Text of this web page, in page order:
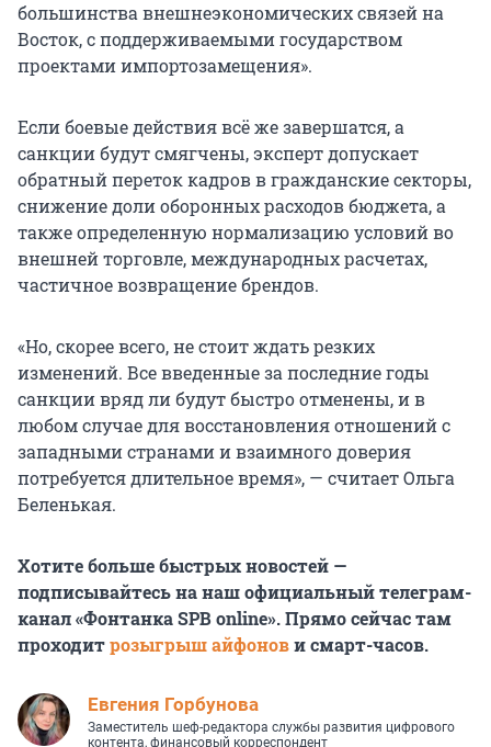
большинства внешнеэкономических связей на
Восток, с поддерживаемыми государством
проектами импортозамещения».
Если боевые действия всё же завершатся, а
санкции будут смягчены, эксперт допускает
обратный переток кадров в гражданские секторы,
снижение доли оборонных расходов бюджета, а
также определенную нормализацию условий во
внешней торговле, международных расчетах,
частичное возвращение брендов.
«Но, скорее всего, не стоит ждать резких
изменений. Все введенные за последние годы
санкции вряд ли будут быстро отменены, и в
любом случае для восстановления отношений с
западными странами и взаимного доверия
потребуется длительное время», — считает Ольга
Беленькая.
Хотите больше быстрых новостей —
подписывайтесь на наш официальный телеграм-
канал «Фонтанка SPB online». Прямо сейчас там
проходитрозыгрыш айфонови смарт-часов.
Евгения Горбунова
Заместитель шеф-редактора службы развития цифрового
контента, финансовый корреспондент